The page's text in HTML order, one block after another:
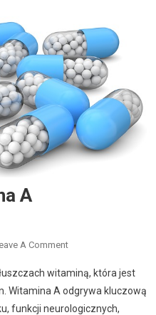
A
A CommentOn Co To Jest
witaminą, która jest
Witamina A odgrywa kluczową
funkcji neurologicznych,